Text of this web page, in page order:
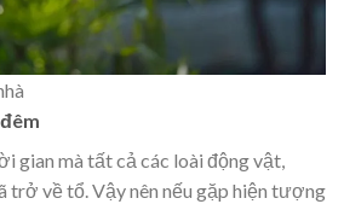
gian mà tất cả các loài động vật,
trở về tổ. Vậy nên nếu gặp hiện tượng